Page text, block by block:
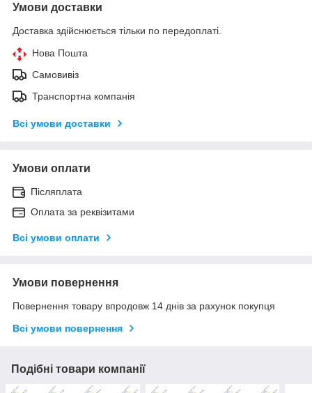
Умови доставки
Доставка здійснюється тільки по передоплаті.
Нова Пошта
Самовивіз
Транспортна компанія
Всі умови доставки
Умови оплати
Післяплата
Оплата за реквізитами
Всі умови оплати
Умови повернення
Повернення товару впродовж 14 днів за рахунок покупця
Всі умови повернення
Подібні товари компанії